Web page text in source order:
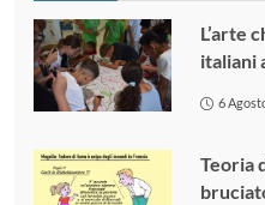
L’arte
italiani
6
Teoria